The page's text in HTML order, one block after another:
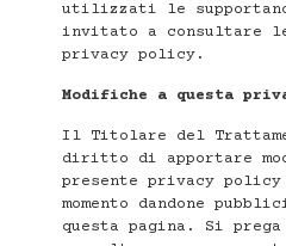
utilizzati le
invitato a consultare
privacy policy.
Modifiche a questa
Il Titolare del
diritto di apportare
presente privacy policy
momento dandone
questa pagina. Si prega